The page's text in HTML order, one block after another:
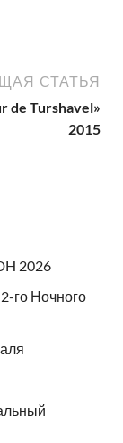
СТАТЬЯ
de Turshavel»
2015
2026
го Ночного